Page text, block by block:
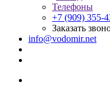
Телефоны
+7 (909) 355-
Заказать
info@vodomir.net